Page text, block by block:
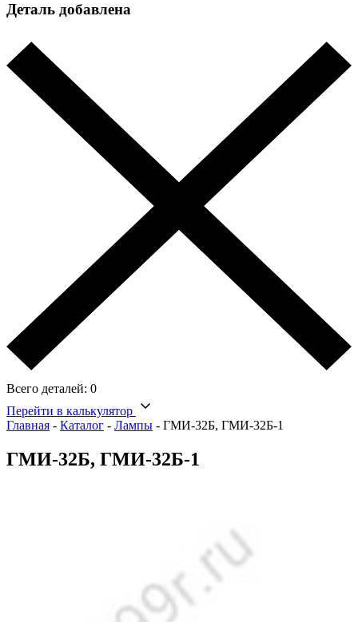
Деталь добавлена
Всего деталей: 0
Перейти в калькулятор
Главная - Каталог - Лампы - ГМИ-32Б, ГМИ-32Б-1
ГМИ-32Б, ГМИ-32Б-1